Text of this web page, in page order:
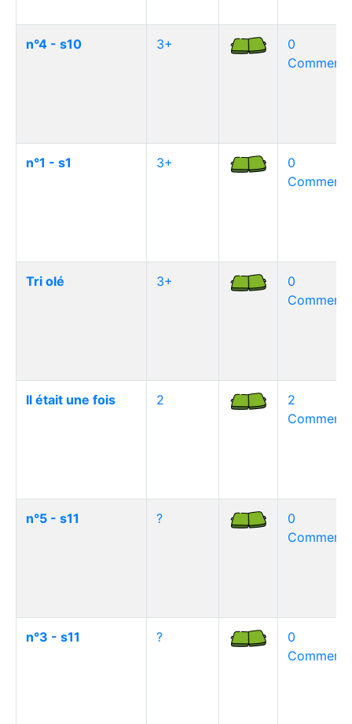
n°4 - s10 3+
0
n°1 - s1 3+
0
Tri olé 3+
0
Il était une fois 2
2
n°5 - s11 ?
0
n°3 - s11 ?
0